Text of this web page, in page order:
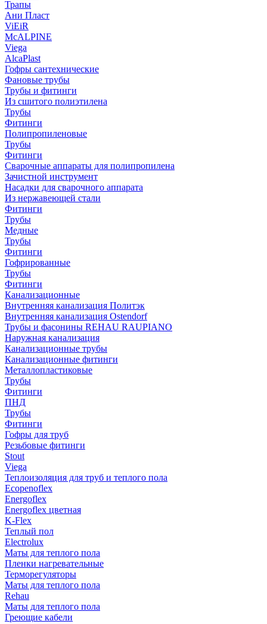
Трапы
Ани Пласт
ViEiR
McALPINE
Viega
AlcaPlast
Гофры сантехнические
Фановые трубы
Трубы и фитинги
Из сшитого полиэтилена
Трубы
Фитинги
Полипропиленовые
Трубы
Фитинги
Сварочные аппараты для полипропилена
Зачистной инструмент
Насадки для сварочного аппарата
Из нержавеющей стали
Фитинги
Трубы
Медные
Трубы
Фитинги
Гофрированные
Трубы
Фитинги
Канализационные
Внутренняя канализация Политэк
Внутренняя канализация Ostendorf
Трубы и фасонины REHAU RAUPIANO
Наружная канализация
Канализационные трубы
Канализационные фитинги
Металлопластиковые
Трубы
Фитинги
ПНД
Трубы
Фитинги
Гофры для труб
Резьбовые фитинги
Stout
Viega
Теплоизоляция для труб и теплого пола
Ecopenoflex
Energoflex
Energoflex цветная
K-Flex
Теплый пол
Electrolux
Маты для теплого пола
Пленки нагревательные
Терморегуляторы
Маты для теплого пола
Rehau
Маты для теплого пола
Греющие кабели